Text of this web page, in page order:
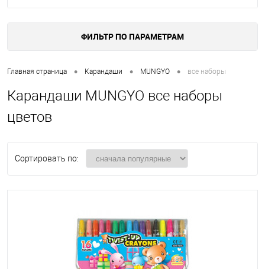
ФИЛЬТР ПО ПАРАМЕТРАМ
Главная страница • Карандаши • MUNGYO • все наборы
Карандаши MUNGYO все наборы
цветов
Сортировать по: